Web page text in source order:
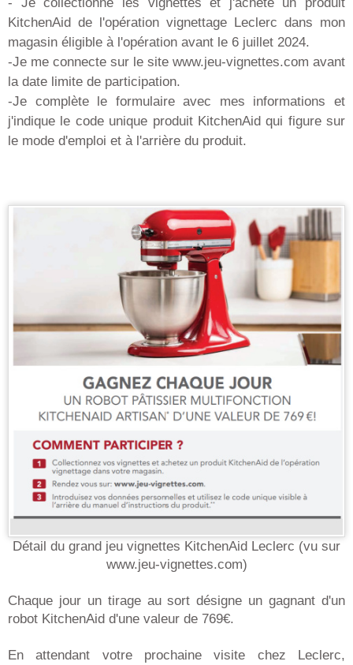
- Je collectionne les vignettes et j'achète un produit
KitchenAid de l'opération vignettage Leclerc dans mon
magasin éligible à l'opération avant le 6 juillet 2024.
-Je me connecte sur le site www.jeu-vignettes.com avant
la date limite de participation.
-Je complète le formulaire avec mes informations et
j'indique le code unique produit KitchenAid qui figure sur
le mode d'emploi et à l'arrière du produit.
Détail du grand jeu vignettes KitchenAid Leclerc (vu sur
www.jeu-vignettes.com)
Chaque jour un tirage au sort désigne un gagnant d'un
robot KitchenAid d'une valeur de 769€.
En attendant votre prochaine visite chez Leclerc,